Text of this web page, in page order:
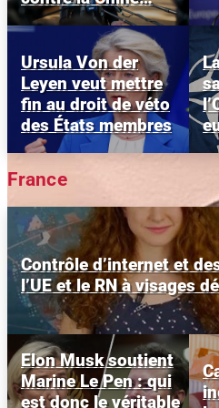
Lire plus
Choisir ses billets
monnaie ?
Ursula Von der
Leyen veut mettre
fin au droit de véto
des États membres
France
Contrôle d’internet et
l’UE et le RN à visages
Elon Musk soutient
Marine Le Pen : qui
est donc le véritable